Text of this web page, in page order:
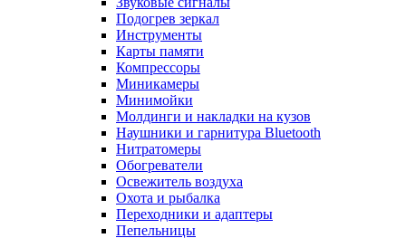
Подогрев зеркал
Инструменты
Карты памяти
Компрессоры
Миникамеры
Минимойки
Молдинги и накладки на кузов
Наушники и гарнитура Bluetooth
Нитратомеры
Обогреватели
Освежитель воздуха
Охота и рыбалка
Переходники и адаптеры
Пепельницы